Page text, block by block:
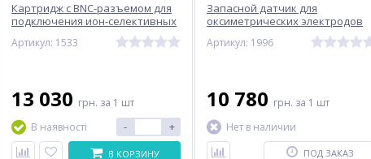
Картридж с BNC-разъемом для
подключения ион-селективных
проб NT Sensors, BNC, 1 м B121-
C1H-1m
Артикул: 1533
13 030 грн. за 1 шт
В наявності
- +
В КОРЗИНУ
Запасной датчик для
оксиметрических электродов
9552-20D, 9552-50D HORIBA #5402
Артикул: 1996
10 780 грн. за 1 шт
Нет в наличии
ПОД ЗАКАЗ